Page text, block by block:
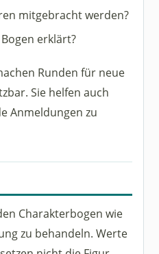
mitgebracht werden?
erklärt?
Runden für neue
Sie helfen auch
Anmeldungen zu
Charakterbogen wie
zu behandeln. Werte